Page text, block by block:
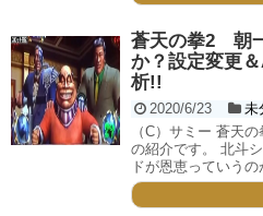
蒼天の拳2 朝
か？設定変更
析!!
2020/6/23
未
（C）サミー 蒼天
の紹介です。 北斗
ドが恩恵っていうの